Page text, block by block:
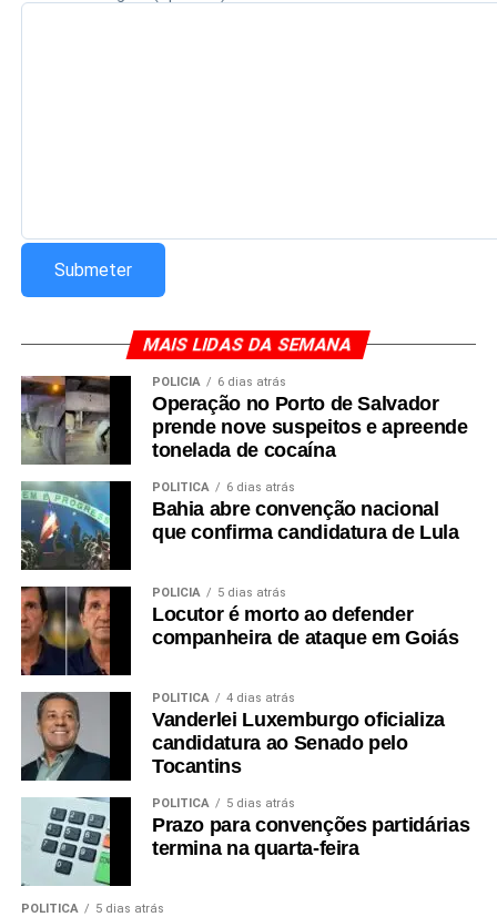
MAIS LIDAS DA SEMANA
POLÍCIA 6 dias atrás
Operação no Porto de Salvador
prende nove suspeitos e apreende
tonelada de cocaína
POLÍTICA 6 dias atrás
Bahia abre convenção nacional
que confirma candidatura de Lula
POLÍCIA 5 dias atrás
Locutor é morto ao defender
companheira de ataque em Goiás
POLÍTICA 4 dias atrás
Vanderlei Luxemburgo oficializa
candidatura ao Senado pelo
Tocantins
POLÍTICA 5 dias atrás
Prazo para convenções partidárias
termina na quarta-feira
POLÍTICA 5 dias atrás